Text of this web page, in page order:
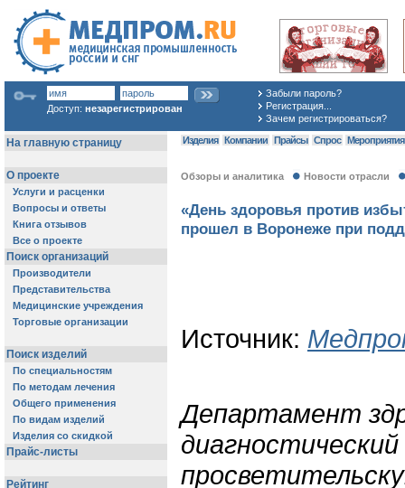
Доступ: незарегистрирован
Забыли пароль?
Регистрация...
Зачем регистрироваться?
Изделия Компании Прайсы Спрос Мероприятия
Обзоры и аналитика Новости отрасли
«День здоровья против
прошел в Воронеже при
Источник:
Департамент